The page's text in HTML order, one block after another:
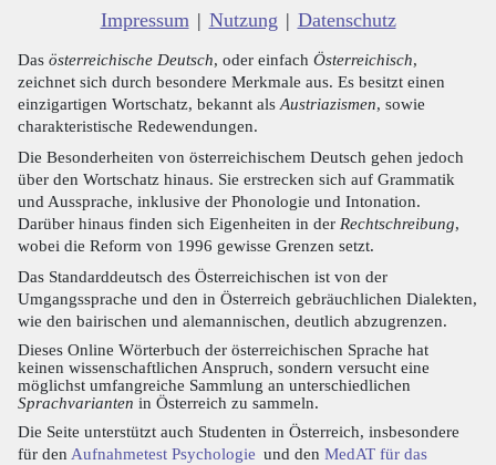
Impressum | Nutzung | Datenschutz
Das österreichische Deutsch, oder einfach Österreichisch,
zeichnet sich durch besondere Merkmale aus. Es besitzt einen
einzigartigen Wortschatz, bekannt alsAustriazismen, sowie
charakteristische Redewendungen.
Die Besonderheiten von österreichischem Deutsch gehen jedoch
über den Wortschatz hinaus. Sie erstrecken sich auf Grammatik
und Aussprache, inklusive der Phonologie und Intonation.
Darüber hinaus finden sich Eigenheiten in der Rechtschreibung,
wobei die Reform von 1996 gewisse Grenzen setzt.
Das Standarddeutsch des Österreichischen ist von der
Umgangssprache und den in Österreich gebräuchlichen Dialekten,
wie den bairischen und alemannischen, deutlich abzugrenzen.
Dieses Online Wörterbuch der österreichischen Sprache hat
keinen wissenschaftlichen Anspruch, sondern versucht eine
möglichst umfangreiche Sammlung an unterschiedlichen
Sprachvarianten in Österreich zu sammeln.
Die Seite unterstützt auch Studenten in Österreich, insbesondere
für den Aufnahmetest Psychologie und den MedAT für das